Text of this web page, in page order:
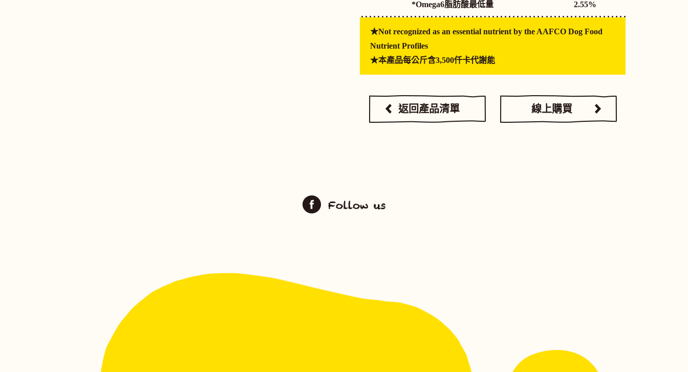
*Omega6脂肪酸最低量 2.55%
★Not recognized as an essential nutrient by the AAFCO Dog Food
Nutrient Profiles
★本產品每公斤含3,500仟卡代謝能
返回產品清單 線上購買